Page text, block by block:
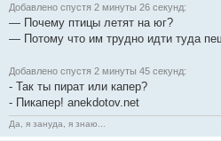
Добавлено спустя 2 минуты 26 секунд:
— Почему птицы летят на юг?
— Потому что им трудно идти туда
Добавлено спустя 2 минуты 45 секунд:
- Так ты пират или капер?
- Пикапер! anekdotov.net
Да, я зануда, я знаю...